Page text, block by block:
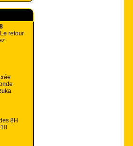
retour
8H